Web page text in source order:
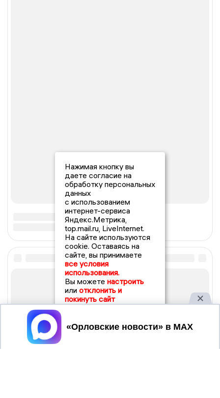
Нажимая кнопку вы
даете согласие на
обработку персональных
данных
с использованием
интернет-сервиса
Яндекс.Метрика,
top.mail.ru, LiveInternet.
На сайте используются
cookie. Оставаясь на
сайте, вы принимаете
все условия
использования.
Вы можете настроить
или отклонить и
покинуть сайт
Принять